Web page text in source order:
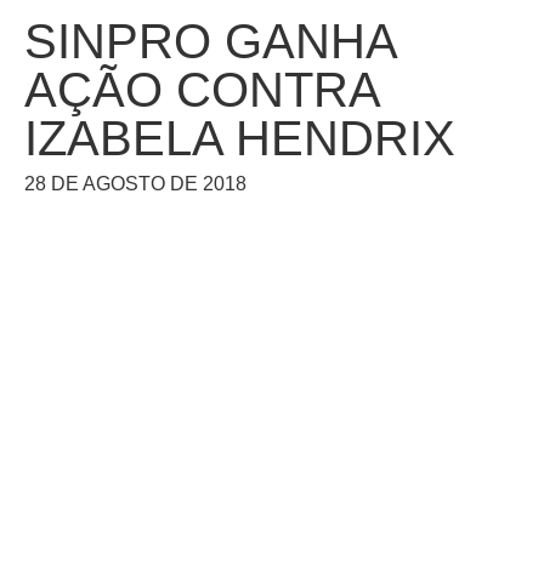
SINPRO GANHA
AÇÃO CONTRA
IZABELA HENDRIX
28 DE AGOSTO DE 2018